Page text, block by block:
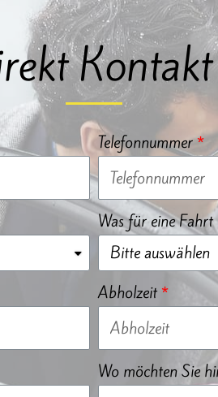
Telefonnummer
Was für eine Fahrt
Abholzeit
Wo möchten Sie